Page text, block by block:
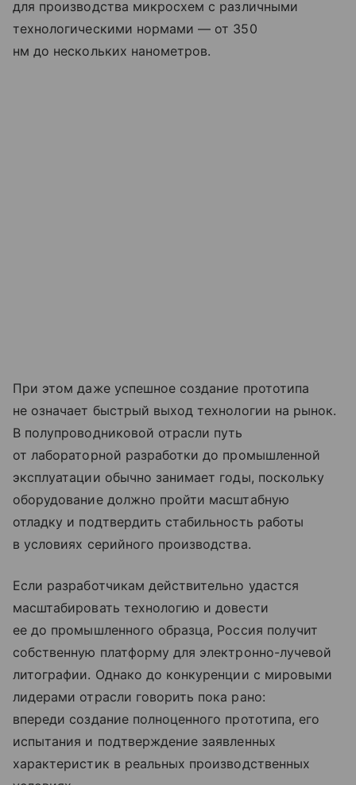
для производства микросхем с различными
технологическими нормами — от 350
нм до нескольких нанометров.
При этом даже успешное создание прототипа
не означает быстрый выход технологии на рынок.
В полупроводниковой отрасли путь
от лабораторной разработки до промышленной
эксплуатации обычно занимает годы, поскольку
оборудование должно пройти масштабную
отладку и подтвердить стабильность работы
в условиях серийного производства.
Если разработчикам действительно удастся
масштабировать технологию и довести
ее до промышленного образца, Россия получит
собственную платформу для электронно-лучевой
литографии. Однако до конкуренции с мировыми
лидерами отрасли говорить пока рано:
впереди создание полноценного прототипа, его
испытания и подтверждение заявленных
характеристик в реальных производственных